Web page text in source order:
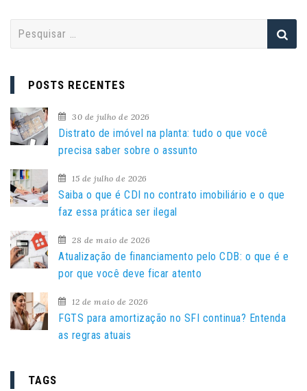
q
u
i
s
a
p
o
:
POSTS RECENTES
30 de julho de 2026
Distrato de imóvel na planta: tudo o que você
precisa saber sobre o assunto
15 de julho de 2026
Saiba o que é CDI no contrato imobiliário e o que
faz essa prática ser ilegal
28 de maio de 2026
Atualização de financiamento pelo CDB: o que é e
por que você deve ficar atento
12 de maio de 2026
FGTS para amortização no SFI continua? Entenda
as regras atuais
TAGS